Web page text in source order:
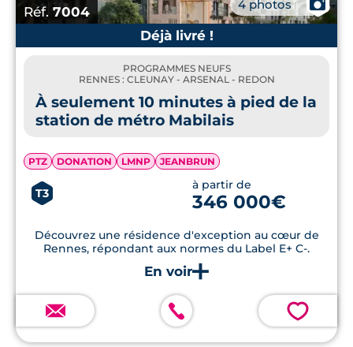
Réf. 7004 4 photos
📷
Déjà livré !
PROGRAMMES NEUFS
RENNES : CLEUNAY - ARSENAL - REDON
À seulement 10 minutes à pied de la
station de métro Mabilais
PTZ DONATION LMNP JEANBRUN
T3
à partir de
346 000€
Découvrez une résidence d'exception au cœur de
Rennes, répondant aux normes du Label E+ C-.
💗